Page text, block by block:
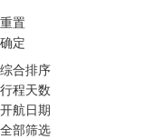
重置
确定
综合排序
行程天数
开航日期
全部筛选